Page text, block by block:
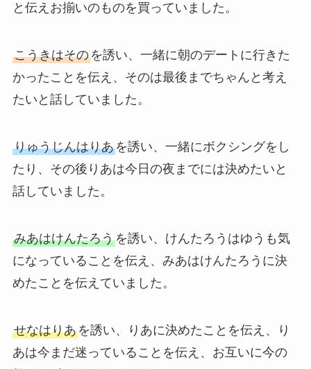
と伝えお揃いのものを買っていました。
こうきはそのを誘い、一緒に朝のデートに行きた
かったことを伝え、そのは最後までちゃんと考え
たいと話していました。
りゅうじんはりあを誘い、一緒にボクシングをし
たり、その後りあは今日の夜までには決めたいと
話していました。
みあはけんたろうを誘い、けんたろうはゆうも気
になっていることを伝え、みあはけんたろうに決
めたことを伝えていました。
せなはりあを誘い、りあに決めたことを伝え、り
あは今まだ迷っていることを伝え、お互いに今の